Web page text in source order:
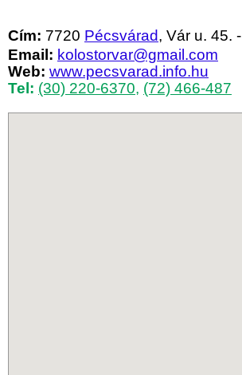
Cím: 7720 Pécsvárad, Vár u. 45. -
Email: kolostorvar@gmail.com
Web: www.pecsvarad.info.hu
Tel: (30) 220-6370, (72) 466-487